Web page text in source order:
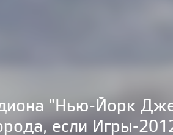
"Нью-Йорк
если Игры-